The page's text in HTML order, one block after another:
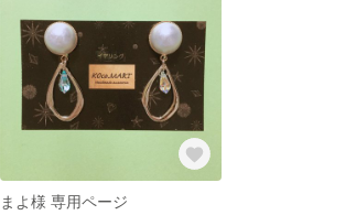
まよ様 専用ページ